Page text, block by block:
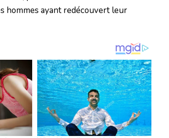
hommes ayant redécouvert leur